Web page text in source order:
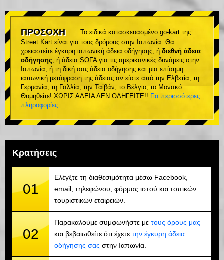
ΠΡΟΣΟΧΗ
Το ειδικά κατασκευασμένο go-kart της
Street Kart είναι για τους δρόμους στην Ιαπωνία. Θα
χρειαστείτε έγκυρη ιαπωνική άδεια οδήγησης, ή διεθνή άδεια
οδήγησης, ή άδεια SOFA για τις αμερικανικές δυνάμεις στην
Ιαπωνία, ή τη δική σας άδεια οδήγησης και μια επίσημη
ιαπωνική μετάφραση της άδειας αν είστε από την Ελβετία, τη
Γερμανία, τη Γαλλία, την Ταϊβάν, το Βέλγιο, το Μονακό.
Θυμηθείτε! ΧΩΡΙΣ ΑΔΕΙΑ ΔΕΝ ΟΔΗΓΕΙΤΕ!! Για περισσότερες
πληροφορίες.
Κρατήσεις
01
Ελέγξτε τη διαθεσιμότητα μέσω Facebook,
email, τηλεφώνου, φόρμας ιστού και τοπικών
τουριστικών εταιρειών.
02
Παρακαλούμε συμφωνήστε με τους όρους μας
και βεβαιωθείτε ότι έχετε την έγκυρη άδεια
οδήγησης σας στην Ιαπωνία.